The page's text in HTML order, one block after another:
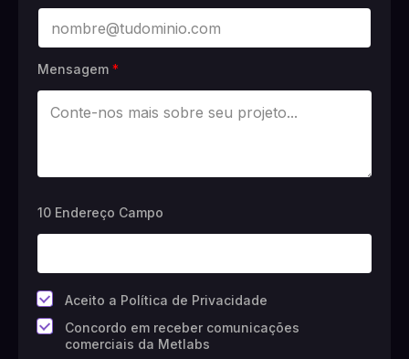
Mensagem *
10 Endereço Campo
*
Aceito a Política de Privacidade
C
a
Concordo em receber comunicações
comerciais da Metlabs